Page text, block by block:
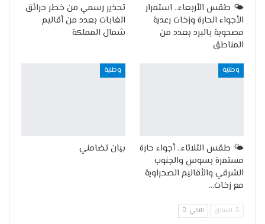
🌤️ طقس الأربعاء.. استمرار
الأجواء الحارة وزخات رعدية
مصحوبة بالبرد بعدد من
المناطق
تحذير رسمي من خطر حرائق
الغابات بعدد من أقاليم
شمال المملكة
وطنية
🌤️ طقس الثلاثاء.. أجواء حارة
مستمرة بسوس والجنوب
الشرقي والأقاليم الصحراوية
مع زخات…
وطنية
بيان تضامني
السابق التالي